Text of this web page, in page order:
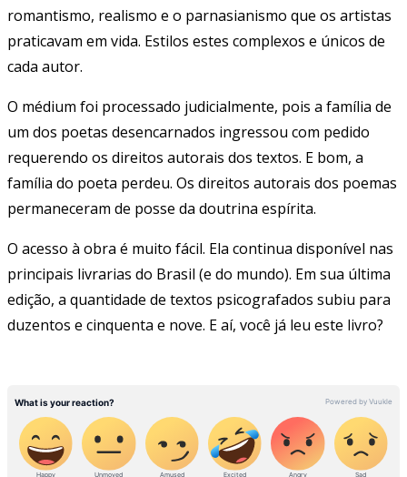
romantismo, realismo e o parnasianismo que os artistas
praticavam em vida. Estilos estes complexos e únicos de
cada autor.
O médium foi processado judicialmente, pois a família de
um dos poetas desencarnados ingressou com pedido
requerendo os direitos autorais dos textos. E bom, a
família do poeta perdeu. Os direitos autorais dos poemas
permaneceram de posse da doutrina espírita.
O acesso à obra é muito fácil. Ela continua disponível nas
principais livrarias do Brasil (e do mundo). Em sua última
edição, a quantidade de textos psicografados subiu para
duzentos e cinquenta e nove. E aí, você já leu este livro?